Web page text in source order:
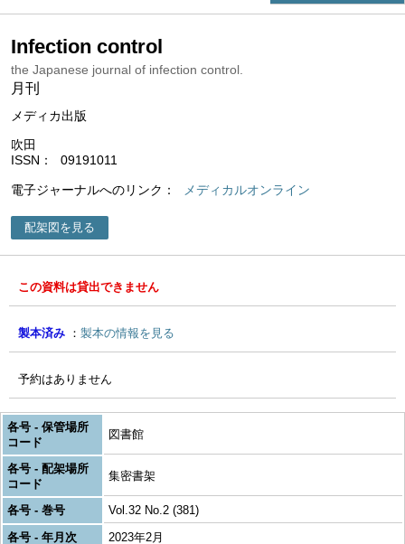
Infection control
the Japanese journal of infection control.
月刊
メディカ出版
吹田
ISSN
09191011
電子ジャーナルへのリンク メディカルオンライン
配架図を見る
この資料は貸出できません
製本済み 製本の情報を見る
予約はありません
各号 - 保管場所
コード
図書館
各号 - 配架場所
コード
集密書架
各号 - 巻号
Vol.32 No.2 (381)
各号 - 年月次
2023年2月